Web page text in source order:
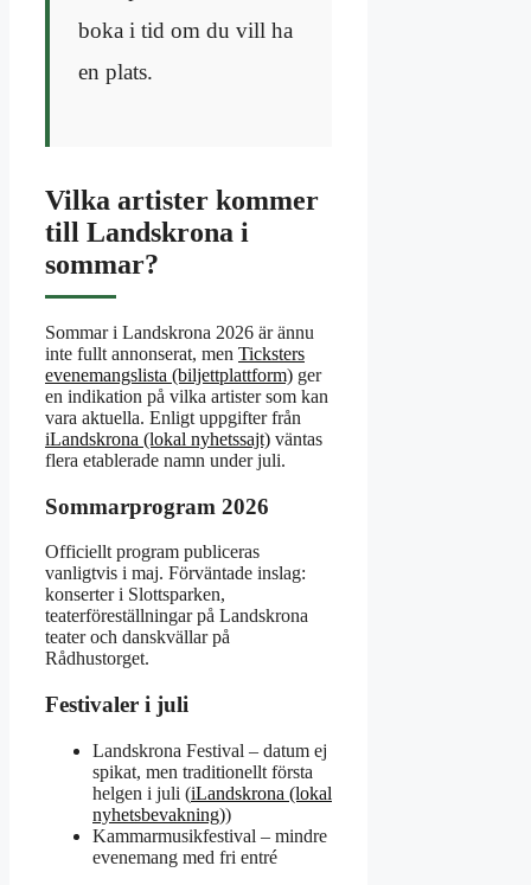
boka i tid om du vill ha
en plats.
Vilka artister kommer
till Landskrona i
sommar?
Sommar i Landskrona 2026 är ännu
inte fullt annonserat, men Ticksters
evenemangslista (biljettplattform) ger
en indikation på vilka artister som kan
vara aktuella. Enligt uppgifter från
iLandskrona (lokal nyhetssajt) väntas
flera etablerade namn under juli.
Sommarprogram 2026
Officiellt program publiceras
vanligtvis i maj. Förväntade inslag:
konserter i Slottsparken,
teaterföreställningar på Landskrona
teater och danskvällar på
Rådhustorget.
Festivaler i juli
Landskrona Festival – datum ej
spikat, men traditionellt första
helgen i juli (iLandskrona (lokal
nyhetsbevakning))
Kammarmusikfestival – mindre
evenemang med fri entré